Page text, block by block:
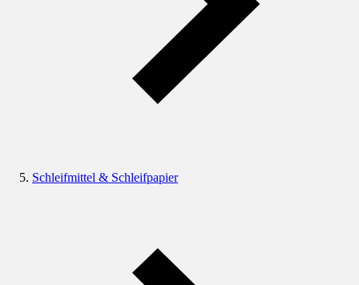
Schleifmittel & Schleifpapier